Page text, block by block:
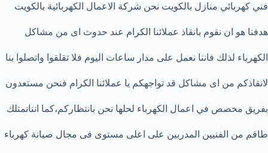
فني كهربائي منازل بالكويت نحن شركة الاعمال الكهربائية بالكويت
هدفنا هو ان نقوم بانقاذ عملائنا الكرام عند حدوث اى من مشاكل
الكهرباء لذلك فاننا نعمل على مدار ساعات اليوم فلا تقلقوا واتصلوا بنا
لانقاذكم من اى مشاكل قد تواجهكم يا عملائنا الكرام فنحن مستعدون
بفريق مخصص في اعمال الكهرباء لحلها نحن بانتظاركم،كما اننانمتلك
طاقم من الفنيين المدربين على اعلى مستوى فى مجال صيانة كهرباء